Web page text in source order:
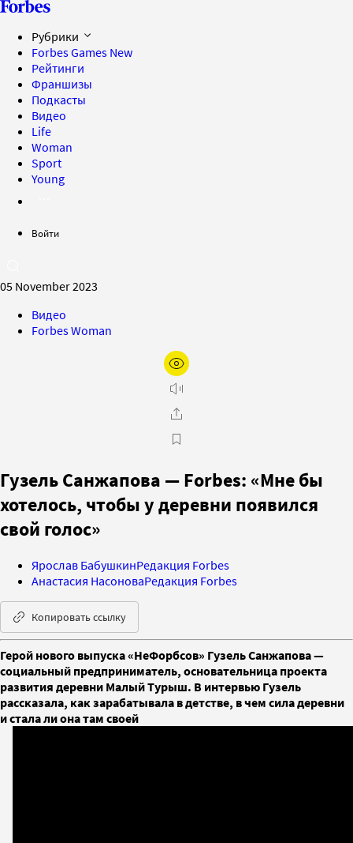
Рубрики
Forbes Games New
Рейтинги
Франшизы
Подкасты
Видео
Life
Woman
Sport
Young
Войти
05 November 2023
Видео
Forbes Woman
Гузель Санжапова — Forbes: «Мне бы
хотелось, чтобы у деревни появился
свой голос»
Ярослав БабушкинРедакция Forbes
Анастасия НасоноваРедакция Forbes
Копировать ссылку
Герой нового выпуска «НеФорбсов» Гузель Санжапова —
социальный предприниматель, основательница проекта
развития деревни Малый Турыш. В интервью Гузель
рассказала, как зарабатывала в детстве, в чем сила деревни
и стала ли она там своей